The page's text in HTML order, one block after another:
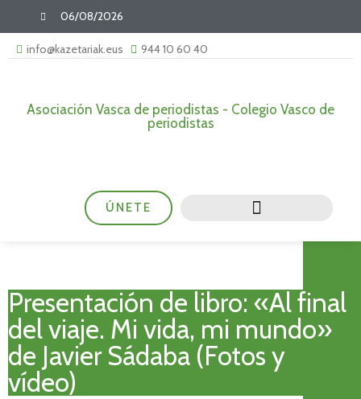
06/08/2026
info@kazetariak.eus 944 10 60 40
Asociación Vasca de periodistas - Colegio Vasco de
periodistas
ÚNETE
Presentación de libro: «Al final
del viaje. Mi vida, mi mundo»
de Javier Sádaba (Fotos y
vídeo)